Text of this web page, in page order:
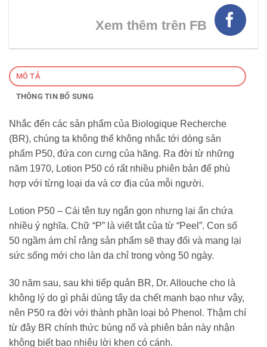
Xem thêm trên FB
MÔ TẢ
THÔNG TIN BỔ SUNG
Nhắc đến các sản phẩm của Biologique Recherche
(BR), chúng ta không thể không nhắc tới dòng sản
phẩm P50, đứa con cưng của hãng. Ra đời từ những
năm 1970, Lotion P50 có rất nhiều phiên bản để phù
hợp với từng loại da và cơ địa của mỗi người.
Lotion P50 – Cái tên tuy ngắn gọn nhưng lại ẩn chứa
nhiều ý nghĩa. Chữ “P” là viết tắt của từ “Peel”. Con số
50 ngầm ám chỉ rằng sản phẩm sẽ thay đổi và mang lại
sức sống mới cho làn da chỉ trong vòng 50 ngày.
30 năm sau, sau khi tiếp quản BR, Dr. Allouche cho là
không lý do gì phải dùng tẩy da chết mạnh bạo như vậy,
nên P50 ra đời với thành phần loại bỏ Phenol. Thậm chí
từ đây BR chính thức bùng nổ và phiên bản này nhận
không biết bao nhiêu lời khen có cánh.